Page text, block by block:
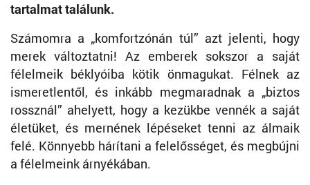
tartalmat találunk.
Számomra a „komfortzónán túl” azt jelenti, hogy
merek változtatni! Az emberek sokszor a saját
félelmeik béklyóiba kötik önmagukat. Félnek az
ismeretlentől, és inkább megmaradnak a „biztos
rossznál” ahelyett, hogy a kezükbe vennék a saját
életüket, és mernének lépéseket tenni az álmaik
felé. Könnyebb hárítani a felelősséget, és megbújni
a félelmeink árnyékában.